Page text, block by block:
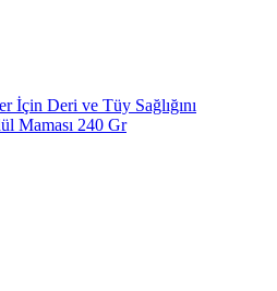
İçin Deri ve Tüy Sağlığını
Maması 240 Gr